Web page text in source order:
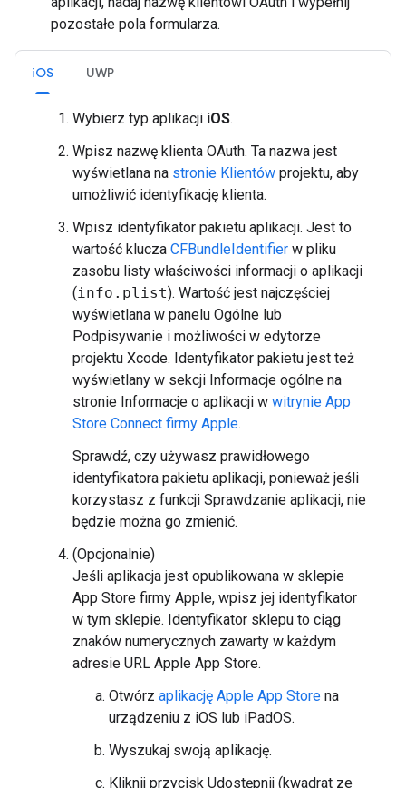
pozostałe pola formularza.
iOS UWP
Wybierz typ aplikacji iOS.
Wpisz nazwę klienta OAuth. Ta nazwa jest
wyświetlana na stronie Klientów projektu, aby
umożliwić identyfikację klienta.
Wpisz identyfikator pakietu aplikacji. Jest to
wartość klucza CFBundleIdentifier w pliku
zasobu listy właściwości informacji o aplikacji
(info.plist). Wartość jest najczęściej
wyświetlana w panelu Ogólne lub
Podpisywanie i możliwości w edytorze
projektu Xcode. Identyfikator pakietu jest też
wyświetlany w sekcji Informacje ogólne na
stronie Informacje o aplikacji w witrynie App
Store Connect firmy Apple.
Sprawdź, czy używasz prawidłowego
identyfikatora pakietu aplikacji, ponieważ jeśli
korzystasz z funkcji Sprawdzanie aplikacji, nie
będzie można go zmienić.
(Opcjonalnie)
Jeśli aplikacja jest opublikowana w sklepie
App Store firmy Apple, wpisz jej identyfikator
w tym sklepie. Identyfikator sklepu to ciąg
znaków numerycznych zawarty w każdym
adresie URL Apple App Store.
Otwórz aplikację Apple App Store na
urządzeniu z iOS lub iPadOS.
Wyszukaj swoją aplikację.
Kliknij przycisk Udostępnij (kwadrat ze